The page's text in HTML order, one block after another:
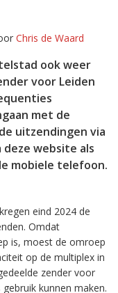
Chris de Waard
ook weer
voor Leiden
met de
uitzendingen via
website als
mobiele telefoon.
eind 2024 de
Omdat
is, moest de omroep
op de multiplex in
zender voor
kunnen maken.